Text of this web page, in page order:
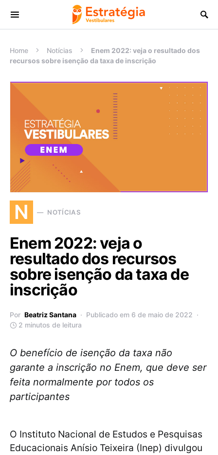
Procurar:
Home Notícias
Enem 2022: veja o resultado dos
recursos sobre isenção da taxa de inscrição
N NOTÍCIAS
Enem 2022: veja o
resultado dos recursos
sobre isenção da taxa de
inscrição
Por Beatriz Santana
Publicado em 6 de maio de 2022
2 minutos de leitura
O benefício de isenção da taxa não
garante a inscrição no Enem, que deve ser
feita normalmente por todos os
participantes
O Instituto Nacional de Estudos e Pesquisas
Educacionais Anísio Teixeira (Inep) divulgou